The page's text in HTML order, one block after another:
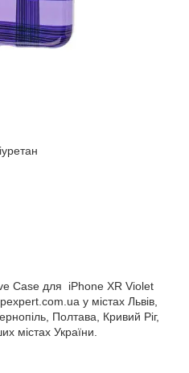
Case для iPhone XR Violet
у містах Львів,
Полтава, Кривий Ріг,
містах України.